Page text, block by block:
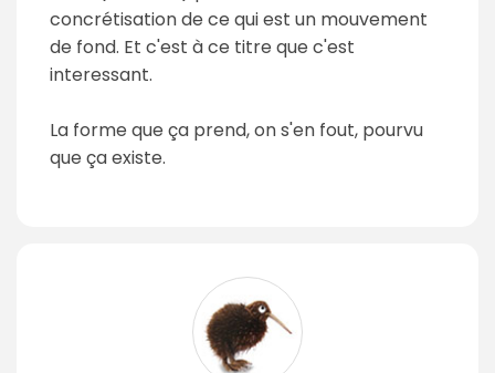
concrétisation de ce qui est un mouvement
de fond. Et c'est à ce titre que c'est
interessant.
La forme que ça prend, on s'en fout, pourvu
que ça existe.